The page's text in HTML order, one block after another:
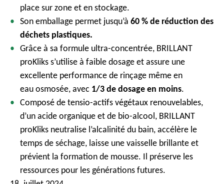
place sur zone et en stockage.
Son emballage permet jusqu’à 60 % de réduction des
déchets plastiques.
Grâce à sa formule ultra-concentrée, BRILLANT
proKliks s’utilise à faible dosage et assure une
excellente performance de rinçage même en
eau osmosée, avec 1/3 de dosage en moins.
Composé de tensio-actifs végétaux renouvelables,
d’un acide organique et de bio-alcool, BRILLANT
proKliks neutralise l’alcalinité du bain, accélère le
temps de séchage, laisse une vaisselle brillante et
prévient la formation de mousse. Il préserve les
ressources pour les générations futures.